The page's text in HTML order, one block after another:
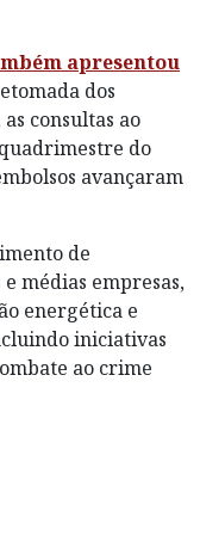
apresentou
dos
consultas ao
do
avançaram
de
médias empresas,
energética e
iniciativas
ao crime